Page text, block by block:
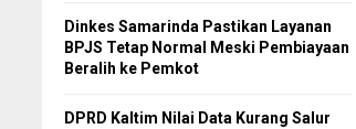
Dinkes Samarinda Pastikan Layanan
BPJS Tetap Normal Meski Pembiayaan
Beralih ke Pemkot
DPRD Kaltim Nilai Data Kurang Salur